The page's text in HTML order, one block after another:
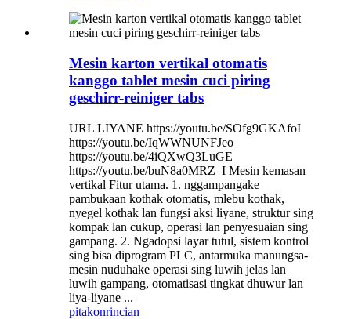
Mesin karton vertikal otomatis
kanggo tablet mesin cuci piring
geschirr-reiniger tabs
URL LIYANE https://youtu.be/SOfg9GKAfoI
https://youtu.be/IqWWNUNFJeo
https://youtu.be/4iQXwQ3LuGE
https://youtu.be/buN8a0MRZ_I Mesin kemasan
vertikal Fitur utama. 1. nggampangake
pambukaan kothak otomatis, mlebu kothak,
nyegel kothak lan fungsi aksi liyane, struktur sing
kompak lan cukup, operasi lan penyesuaian sing
gampang. 2. Ngadopsi layar tutul, sistem kontrol
sing bisa diprogram PLC, antarmuka manungsa-
mesin nuduhake operasi sing luwih jelas lan
luwih gampang, otomatisasi tingkat dhuwur lan
liya-liyane ...
pitakonrincian